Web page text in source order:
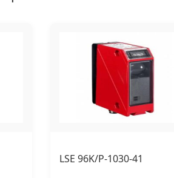
LSE 96K/P-1030-41